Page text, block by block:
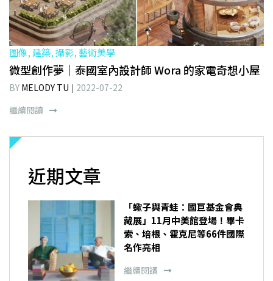
圖像, 建築, 攝影, 藝術美學
微型創作夢｜泰國室內設計師 Wora 的家電奇想小屋
BY MELODY TU
2022-07-22
繼續閱讀
近期文章
「蠍子與青蛙：國巨基金會典
藏展」11月中美館登場！畢卡
索、培根、霍克尼等66件國際
名作亮相
繼續閱讀